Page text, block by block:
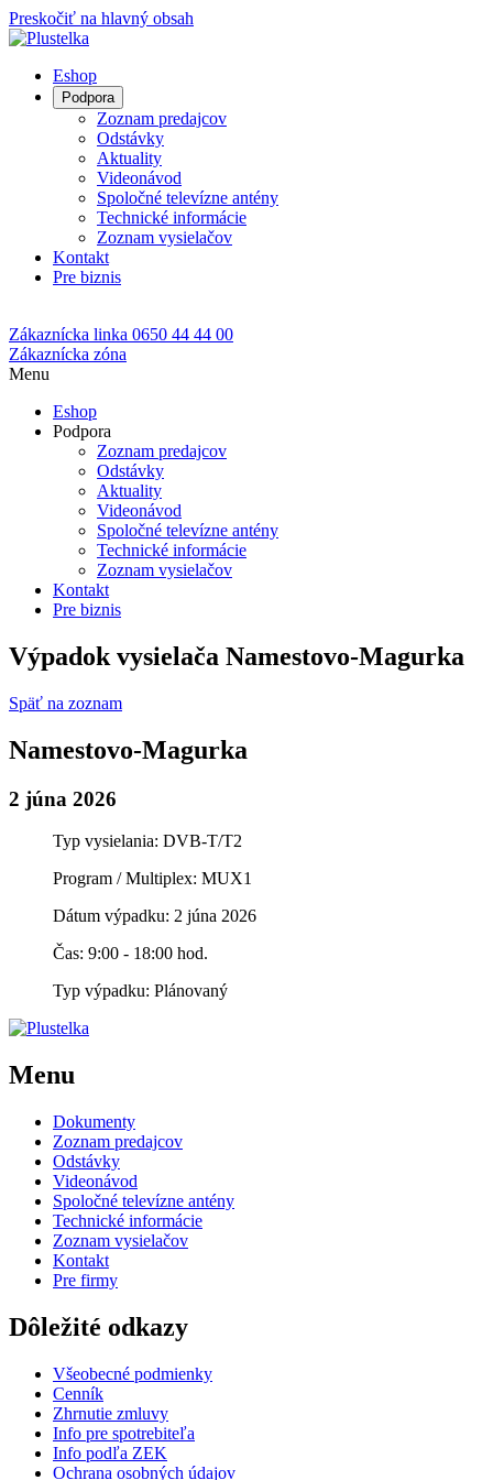
Preskočiť na hlavný obsah
Eshop
Podpora
Zoznam predajcov
Odstávky
Aktuality
Videonávod
Spoločné televízne antény
Technické informácie
Zoznam vysielačov
Kontakt
Pre biznis
Zákaznícka linka 0650 44 44 00
Zákaznícka zóna
Menu
Eshop
Podpora
Zoznam predajcov
Odstávky
Aktuality
Videonávod
Spoločné televízne antény
Technické informácie
Zoznam vysielačov
Kontakt
Pre biznis
Výpadok vysielača Namestovo-Magurka
Späť na zoznam
Namestovo-Magurka
2 júna 2026
Typ vysielania: DVB-T/T2
Program / Multiplex: MUX1
Dátum výpadku: 2 júna 2026
Čas: 9:00 - 18:00 hod.
Typ výpadku: Plánovaný
Menu
Dokumenty
Zoznam predajcov
Odstávky
Videonávod
Spoločné televízne antény
Technické informácie
Zoznam vysielačov
Kontakt
Pre firmy
Dôležité odkazy
Všeobecné podmienky
Cenník
Zhrnutie zmluvy
Info pre spotrebiteľa
Info podľa ZEK
Ochrana osobných údajov